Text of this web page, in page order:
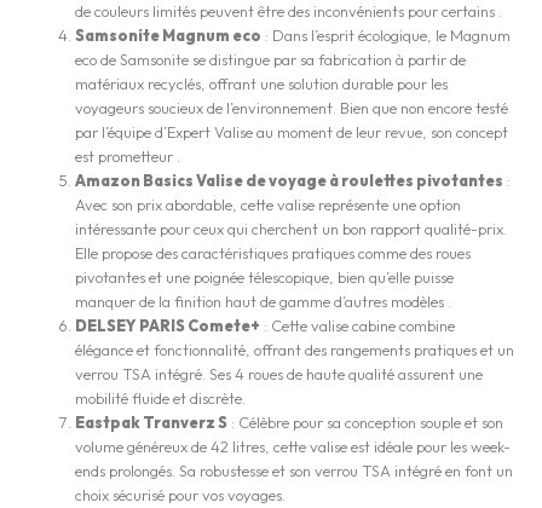
de couleurs limités peuvent être des inconvénients pour certains​ ​.
Samsonite Magnum eco : Dans l’esprit écologique, le Magnum
eco de Samsonite se distingue par sa fabrication à partir de
matériaux recyclés, offrant une solution durable pour les
voyageurs soucieux de l’environnement. Bien que non encore testé
par l’équipe d’Expert Valise au moment de leur revue, son concept
est prometteur​ ​.
Amazon Basics Valise de voyage à roulettes pivotantes :
Avec son prix abordable, cette valise représente une option
intéressante pour ceux qui cherchent un bon rapport qualité-prix.
Elle propose des caractéristiques pratiques comme des roues
pivotantes et une poignée télescopique, bien qu’elle puisse
manquer de la finition haut de gamme d’autres modèles​ ​.
DELSEY PARIS Comete+ : Cette valise cabine combine
élégance et fonctionnalité, offrant des rangements pratiques et un
verrou TSA intégré. Ses 4 roues de haute qualité assurent une
mobilité fluide et discrète​​.
Eastpak Tranverz S : Célèbre pour sa conception souple et son
volume généreux de 42 litres, cette valise est idéale pour les week-
ends prolongés. Sa robustesse et son verrou TSA intégré en font un
choix sécurisé pour vos voyages​.